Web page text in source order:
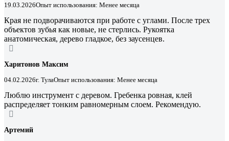
19.03.2026Опыт использования: Менее месяца
Края не подворачиваются при работе с углами. После трех
объектов зубья как новые, не стерлись. Рукоятка
анатомическая, дерево гладкое, без заусенцев.
Харитонов Максим
04.02.2026г. ТулаОпыт использования: Менее месяца
Люблю инструмент с деревом. Гребенка ровная, клей
распределяет тонким равномерным слоем. Рекомендую.
Артемий